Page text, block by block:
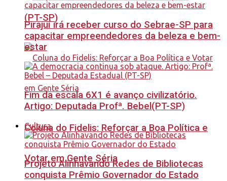
(PT-SP)
Coluna do Fidelis: Reforçar a Boa Política e
Votar em Gente Séria
Pirajuí irá receber curso do Sebrae-SP para
capacitar empreendedores da beleza e bem-
estar
Fim da escala 6X1 é avanço civilizatório.
Artigo: Deputada Profª. Bebel(PT-SP)
Cultura
Projeto Alinhavando Redes de Bibliotecas
conquista Prêmio Governador do Estado